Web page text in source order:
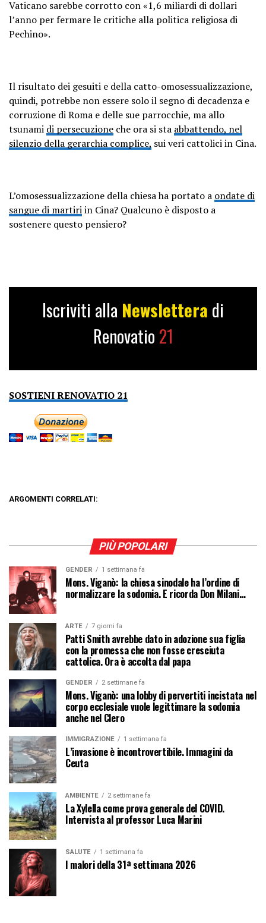
Vaticano sarebbe corrotto con «1,6 miliardi di dollari
l’anno per fermare le critiche alla politica religiosa di
Pechino».
Il risultato dei gesuiti e della catto-omosessualizzazione,
quindi, potrebbe non essere solo il segno di decadenza e
corruzione di Roma e delle sue parrocchie, ma allo
tsunami di persecuzione che ora si sta abbattendo, nel
silenzio della gerarchia complice, sui veri cattolici in Cina.
L’omosessualizzazione della chiesa ha portato a ondate di
sangue di martiriin Cina? Qualcuno è disposto a
sostenere questo pensiero?
Iscriviti alla Newslettera di
Renovatio 21
SOSTIENI RENOVATIO 21
ARGOMENTI CORRELATI:
PIÙ POPOLARI
GENDER 1 settimana fa
Mons. Viganò: la chiesa sinodale ha l’ordine di
normalizzare la sodomia. E ricorda Don Milani…
ARTE 7 giorni fa
Patti Smith avrebbe dato in adozione sua figlia
con la promessa che non fosse cresciuta
cattolica. Ora è accolta dal papa
GENDER 2 settimane fa
Mons. Viganò: una lobby di pervertiti incistata nel
corpo ecclesiale vuole legittimare la sodomia
anche nel Clero
IMMIGRAZIONE 1 settimana fa
L’invasione è incontrovertibile. Immagini da
Ceuta
AMBIENTE 2 settimane fa
La Xylella come prova generale del COVID.
Intervista al professor Luca Marini
SALUTE 1 settimana fa
I malori della 31ª settimana 2026